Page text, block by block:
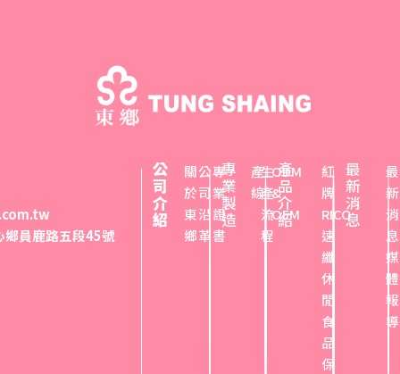
員鹿路五段45號
公
司
介
紹
關
於
東
鄉
公
司
沿
革
專
業
證
書
專
業
製
造
產
線
生
產
流
程
ODM
&
OEM
產
品
介
紹
紅
牌
RICO
速
纖
休
閒
食
品
保
最
新
消
息
最
新
消
息
媒
體
報
導